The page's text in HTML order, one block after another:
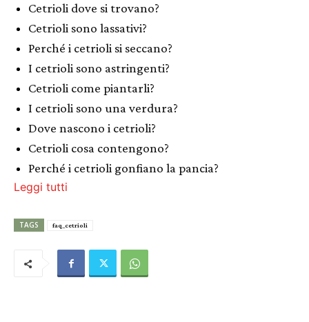
Cetrioli dove si trovano?
Cetrioli sono lassativi?
Perché i cetrioli si seccano?
I cetrioli sono astringenti?
Cetrioli come piantarli?
I cetrioli sono una verdura?
Dove nascono i cetrioli?
Cetrioli cosa contengono?
Perché i cetrioli gonfiano la pancia?
Leggi tutti
TAGS faq_cetrioli